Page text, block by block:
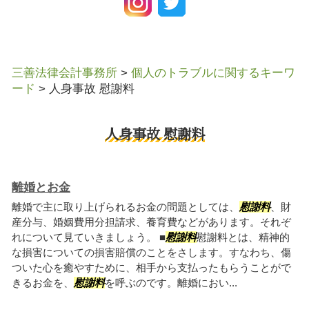
三善法律会計事務所 > 個人のトラブルに関するキーワ
ード > 人身事故 慰謝料
人身事故 慰謝料
離婚とお金
離婚で主に取り上げられるお金の問題としては、 慰謝料、財
産分与、婚姻費用分担請求、養育費などがあります。それぞ
れについて見ていきましょう。 ■慰謝料慰謝料とは、精神的
な損害についての損害賠償のことをさします。すなわち、傷
ついた心を癒やすために、相手から支払ったもらうことがで
きるお金を、 慰謝料を呼ぶのです。離婚におい...